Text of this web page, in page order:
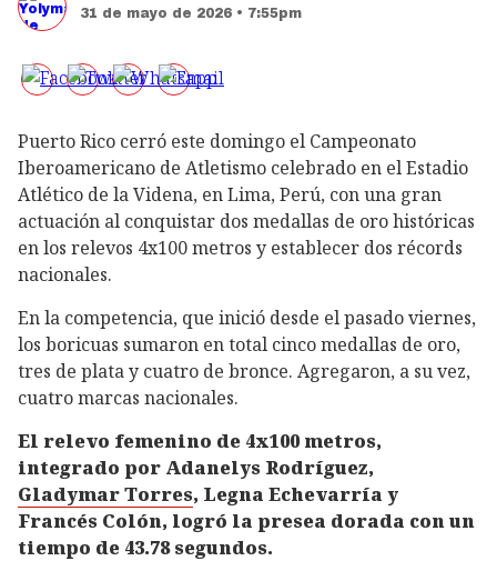
31 de mayo de 2026 • 7:55pm
Puerto Rico cerró este domingo el Campeonato
Iberoamericano de Atletismo celebrado en el Estadio
Atlético de la Videna, en Lima, Perú, con una gran
actuación al conquistar dos medallas de oro históricas
en los relevos 4x100 metros y establecer dos récords
nacionales.
En la competencia, que inició desde el pasado viernes,
los boricuas sumaron en total cinco medallas de oro,
tres de plata y cuatro de bronce. Agregaron, a su vez,
cuatro marcas nacionales.
El relevo femenino de 4x100 metros,
integrado por Adanelys Rodríguez,
Gladymar Torres, Legna Echevarría y
Francés Colón, logró la presea dorada con un
tiempo de 43.78 segundos.